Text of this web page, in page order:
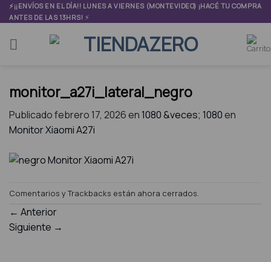
Skip
to
content
⚡¡¡ENVÍOS EN EL DÍA!! LUNES A VIERNES (MONTEVIDEO) ¡HACÉ TU COMPRA
ANTES DE LAS 13HRS! ⚡
monitor_a27i_lateral_negro
Publicadofebrero 17, 2026en1080 &veces; 1080en
Monitor Xiaomi A27i
Comentarios y Trackbacks están ahora cerrados.
← Anterior
Siguiente →